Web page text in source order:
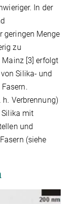
In der
geringen Menge
zu
Mainz [3] erfolgt
Silika- und
Verbrennung)
Silika mit
und
(siehe